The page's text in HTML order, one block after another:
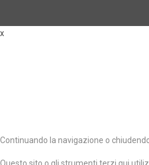
x
Continuando la navigazione o
Questo sito o gli strumenti terzi qui